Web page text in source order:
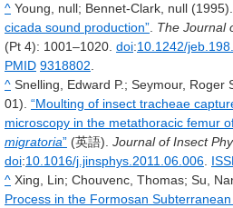
^ Young, null; Bennet-Clark, null (1995).
cicada sound production” The Journal
(Pt 4): 1001–1020. doi:10.1242/
PMID 9318802
^ Snelling, Edward P.; Seymour, Roger
01). “Moulting of insect tracheae
microscopy in the metathoracic femur
migratoria” (英語). Journal of Insect
doi:10.1016/j.jinsphys.2011.06.006
^ Xing, Lin; Chouvenc, Thomas; Su,
Process in the Formosan